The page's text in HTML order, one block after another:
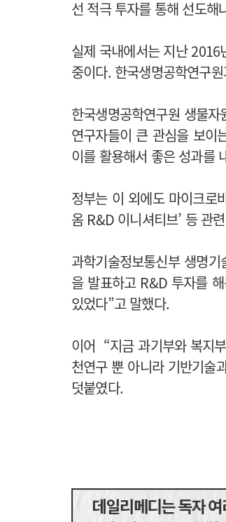
선 적극 투자를 통해 선도해
실제 국내에서는 지난 2016
중이다. 한국생명공학연구
한국생명공학연구원 생물
연구자들이 큰 관심을 보이
이를 활용해서 좋은 성과를
정부는 이 외에도 마이크로
옴 R&D 이니셔티브’ 등 관
과학기술정보통신부 생명
을 발표하고 R&D 투자를
있었다”고 말했다.
이어 “지금 과기부와 복지
천연구 뿐 아니라 기반기술
덧붙였다.